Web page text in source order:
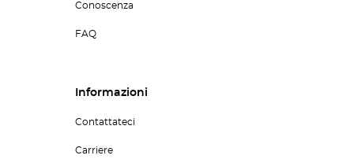
Conoscenza
FAQ
Informazioni
Contattateci
Carriere